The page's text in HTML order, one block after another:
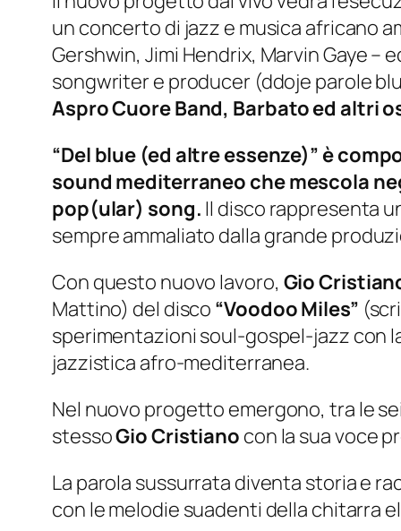
un concerto di jazz e musica africano
Gershwin, Jimi Hendrix, Marvin Gaye
songwriter e producer (ddoje parole
Aspro Cuore Band, Barbato ed altri
“Del blue (ed altre essenze)” è
sound mediterraneo che mescola
pop(ular) song. Il disco rappresenta
sempre ammaliato dalla grande
Con questo nuovo lavoro, Gio
Mattino) del disco “Voodoo Miles”
sperimentazioni soul-gospel-jazz con
jazzistica afro-mediterranea.
Nel nuovo progetto emergono, tra le
stessoGio Cristiano con la sua voce
La parola sussurrata diventa storia e
con le melodie suadenti della chitarra